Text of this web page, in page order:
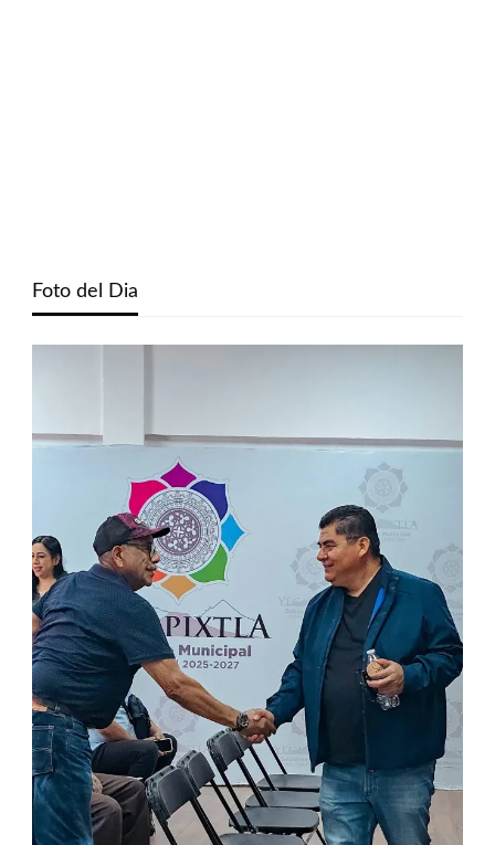
Foto del Dia